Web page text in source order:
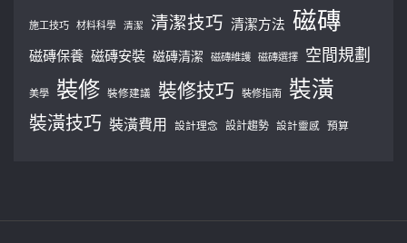
施工技巧 材料科學 清潔 清潔技巧 清潔方法 磁磚
磁磚保養 磁磚安裝 磁磚清潔 磁磚維護 磁磚選擇 空間規劃
美學 裝修 裝修建議 裝修技巧 裝修指南 裝潢
裝潢技巧 裝潢費用 設計理念 設計趨勢 設計靈感 預算